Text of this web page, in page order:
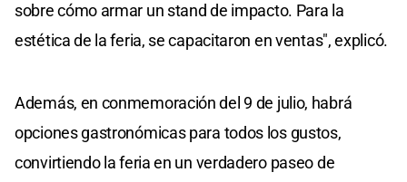
sobre cómo armar un stand de impacto. Para la
estética de la feria, se capacitaron en ventas", explicó.
Además, en conmemoración del 9 de julio, habrá
opciones gastronómicas para todos los gustos,
convirtiendo la feria en un verdadero paseo de